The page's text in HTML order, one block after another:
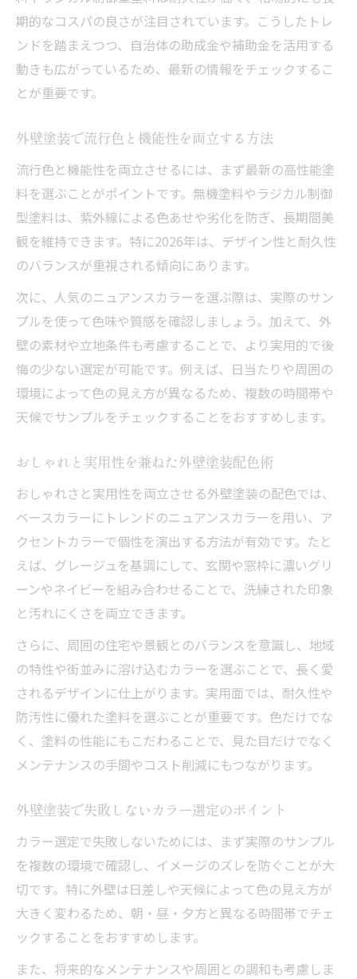
期的なコスパの良さが注目されています。こうしたトレ
ンドを踏まえつつ、自治体の助成金や補助金を活用する
動きも広がっているため、最新の情報をチェックするこ
とが重要です。
外壁塗装で流行色と機能性を両立する方法
流行色と機能性を両立させるには、まず最新の高性能塗
料を選ぶことがポイントです。無機塗料やラジカル制御
型塗料は、紫外線による色あせや劣化を防ぎ、長期間美
観を維持できます。特に2026年は、デザイン性と耐久性
のバランスが重視される傾向にあります。
次に、人気のニュアンスカラーを選ぶ際は、実際のサン
プルを使って色味や質感を確認しましょう。加えて、外
壁の素材や立地条件も考慮することで、より実用的で後
悔の少ない選定が可能です。例えば、日当たりや周囲の
環境によって色の見え方が異なるため、複数の時間帯や
天候でサンプルをチェックすることをおすすめします。
おしゃれと実用性を兼ねた外壁塗装配色術
おしゃれさと実用性を両立させる外壁塗装の配色では、
ベースカラーにトレンドのニュアンスカラーを用い、ア
クセントカラーで個性を演出する方法が有効です。たと
えば、グレージュを基調にして、玄関や窓枠に濃いグリ
ーンやネイビーを組み合わせることで、洗練された印象
と汚れにくさを両立できます。
さらに、周囲の住宅や景観とのバランスを意識し、地域
の特性や街並みに溶け込むカラーを選ぶことで、長く愛
されるデザインに仕上がります。実用面では、耐久性や
防汚性に優れた塗料を選ぶことが重要です。色だけでな
く、塗料の性能にもこだわることで、見た目だけでなく
メンテナンスの手間やコスト削減にもつながります。
外壁塗装で失敗しないカラー選定のポイント
カラー選定で失敗しないためには、まず実際のサンプル
を複数の環境で確認し、イメージのズレを防ぐことが大
切です。特に外壁は日差しや天候によって色の見え方が
大きく変わるため、朝・昼・夕方と異なる時間帯でチェ
ックすることをおすすめします。
また、将来的なメンテナンスや周囲との調和も考慮しま